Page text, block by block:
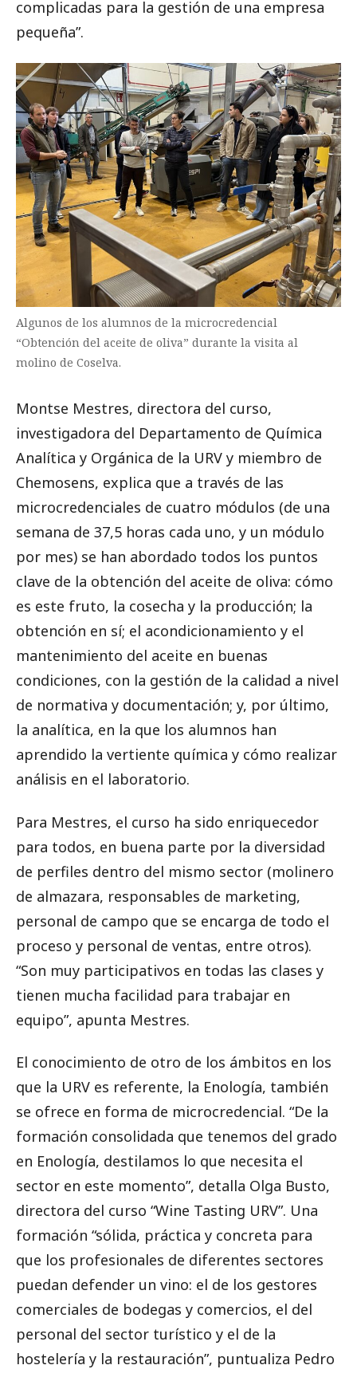
complicadas para la gestión de una empresa
pequeña”.
Algunos de los alumnos de la microcredencial
“Obtención del aceite de oliva” durante la visita al
molino de Coselva.
Montse Mestres, directora del curso,
investigadora del Departamento de Química
Analítica y Orgánica de la URV y miembro de
Chemosens, explica que a través de las
microcredenciales de cuatro módulos (de una
semana de 37,5 horas cada uno, y un módulo
por mes) se han abordado todos los puntos
clave de la obtención del aceite de oliva: cómo
es este fruto, la cosecha y la producción; la
obtención en sí; el acondicionamiento y el
mantenimiento del aceite en buenas
condiciones, con la gestión de la calidad a nivel
de normativa y documentación; y, por último,
la analítica, en la que los alumnos han
aprendido la vertiente química y cómo realizar
análisis en el laboratorio.
Para Mestres, el curso ha sido enriquecedor
para todos, en buena parte por la diversidad
de perfiles dentro del mismo sector (molinero
de almazara, responsables de marketing,
personal de campo que se encarga de todo el
proceso y personal de ventas, entre otros).
“Son muy participativos en todas las clases y
tienen mucha facilidad para trabajar en
equipo”, apunta Mestres.
El conocimiento de otro de los ámbitos en los
que la URV es referente, la Enología, también
se ofrece en forma de microcredencial. “De la
formación consolidada que tenemos del grado
en Enología, destilamos lo que necesita el
sector en este momento”, detalla Olga Busto,
directora del curso “Wine Tasting URV”. Una
formación “sólida, práctica y concreta para
que los profesionales de diferentes sectores
puedan defender un vino: el de los gestores
comerciales de bodegas y comercios, el del
personal del sector turístico y el de la
hostelería y la restauración”, puntualiza Pedro